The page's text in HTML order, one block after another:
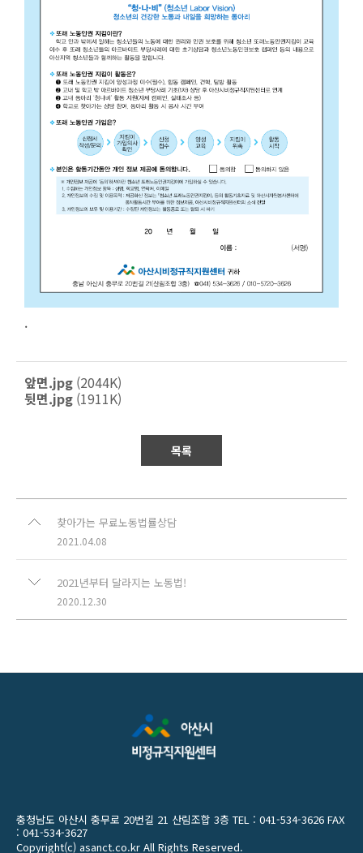
.
앞면.jpg (2044K)
뒷면.jpg (1911K)
목록
찾아가는 무료노동법률상담
2021.04.08
2021년부터 달라지는 노동법!
2020.12.30
충청남도 아산시 충무로 20번길 21 산림조합 3층 TEL : 041-534-3626 FAX
: 041-534-3627
Copyright(c) asanct.co.kr All Rights Reserved.